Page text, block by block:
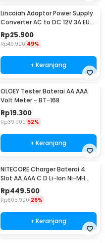
Lincoiah Adaptor Power Supply
Converter AC to DC 12V 3A EU
Plug - 1230
Rp25.900
Rp49.900 49%
+ Keranjang
OLOEY Tester Baterai AA AAA
Volt Meter - BT-168
Rp19.300
Rp39.900 52%
+ Keranjang
NITECORE Charger Baterai 4
Slot AA AAA C D Li-Ion Ni-MH
LCD Display - UM4
Rp449.500
Rp605.900 26%
+ Keranjang